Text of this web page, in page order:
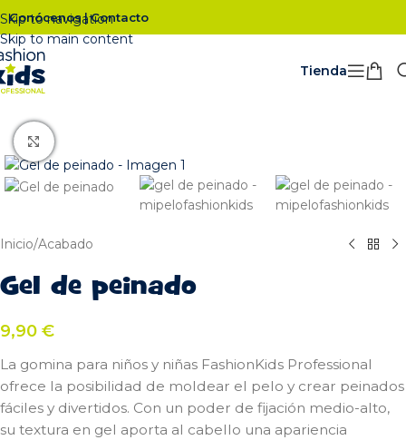
Skip to navigation
Skip to main content
Conócenos|Contacto
Tienda
Click para ampliar
Inicio/Acabado
Gel de peinado
9,90 €
La gomina para niños y niñas FashionKids Professional
ofrece la posibilidad de moldear el pelo y crear peinados
fáciles y divertidos. Con un poder de fijación medio-alto,
su textura en gel aporta al cabello una apariencia